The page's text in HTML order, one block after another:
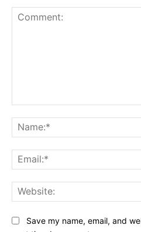
Save my name, email, and